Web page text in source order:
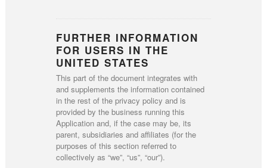
FURTHER INFORMATION
FOR USERS IN THE
UNITED STATES
This part of the document integrates with
and supplements the information contained
in the rest of the privacy policy and is
provided by the business running this
Application and, if the case may be, its
parent, subsidiaries and affiliates (for the
purposes of this section referred to
collectively as “we”, “us”, “our”).